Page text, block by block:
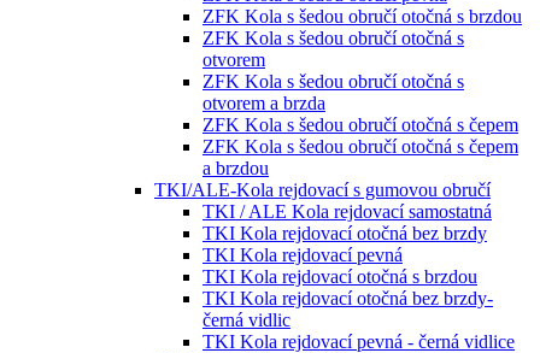
ZFK Kola s šedou obručí otočná s brzdou
ZFK Kola s šedou obručí otočná s
otvorem
ZFK Kola s šedou obručí otočná s
otvorem a brzda
ZFK Kola s šedou obručí otočná s čepem
ZFK Kola s šedou obručí otočná s čepem
a brzdou
TKI/ALE-Kola rejdovací s gumovou obručí
TKI / ALE Kola rejdovací samostatná
TKI Kola rejdovací otočná bez brzdy
TKI Kola rejdovací pevná
TKI Kola rejdovací otočná s brzdou
TKI Kola rejdovací otočná bez brzdy-
černá vidlic
TKI Kola rejdovací pevná - černá vidlice